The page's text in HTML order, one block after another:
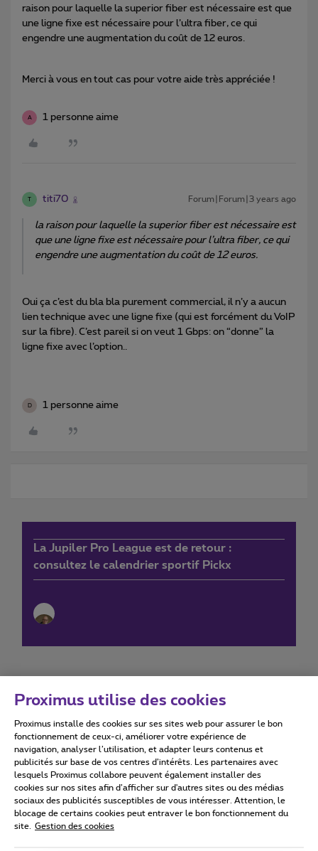
raison pour laquelle la superior fiber est nécessaire est que
une ligne fixe est nécessaire pour l’ultra fiber, ce qui
engendre une augmentation du coût de 12 euros.
Merci à vous en tout cas pour votre aide très appréciée !
A 1 personne aime
T titi70 Forum|Forum|3 years ago
la raison pour laquelle la superior fiber est nécessaire est
que une ligne fixe est nécessaire pour l’ultra fiber, ce qui
engendre une augmentation du coût de 12 euros.
Oui ça c’est du bla bla purement commercial, il n’y a aucun
lien technique avec une ligne fixe (qui est forcément du VoIP
sur la fibre). C’est pareil si on veut 1 Gbps: on “donne” la
ligne fixe avec l’option..
D 1 personne aime
La Jupiler Pro League est de retour :
consultez le calendrier sportif Pickx
Conditions d'utilisation Accessibility statement
Tous droits réservés. © 2026 Proximus
Conditions générales, info consommateur
Proximus utilise des cookies
Proximus installe des cookies sur ses sites web pour assurer le bon
fonctionnement de ceux-ci, améliorer votre expérience de
navigation, analyser l’utilisation, et adapter leurs contenus et
publicités sur base de vos centres d’intérêts. Les partenaires avec
lesquels Proximus collabore peuvent également installer des
cookies sur nos sites afin d’afficher sur d'autres sites ou des médias
sociaux des publicités susceptibles de vous intéresser. Attention, le
blocage de certains cookies peut entraver le bon fonctionnement du
site.
Gestion des cookies